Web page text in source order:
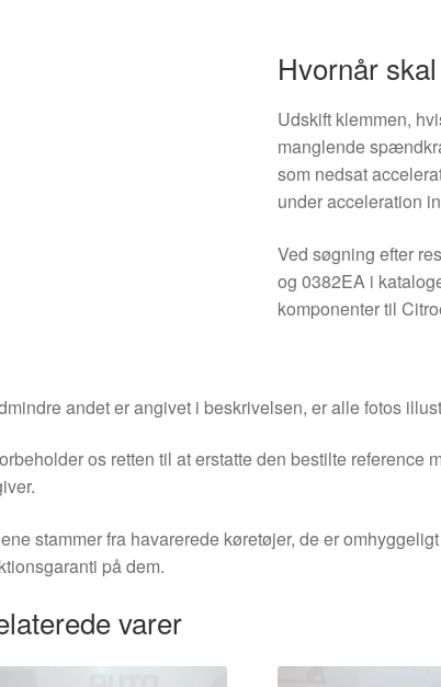
Hvornår
Udskift klemmen,
manglende
som nedsat
under acceleration
Ved søgning efter
og 0382EA i
komponenter til
andet er angivet i beskrivelsen, er alle fotos
os retten til at erstatte den bestilte reference
stammer fra havarerede køretøjer, de er
på dem.
varer